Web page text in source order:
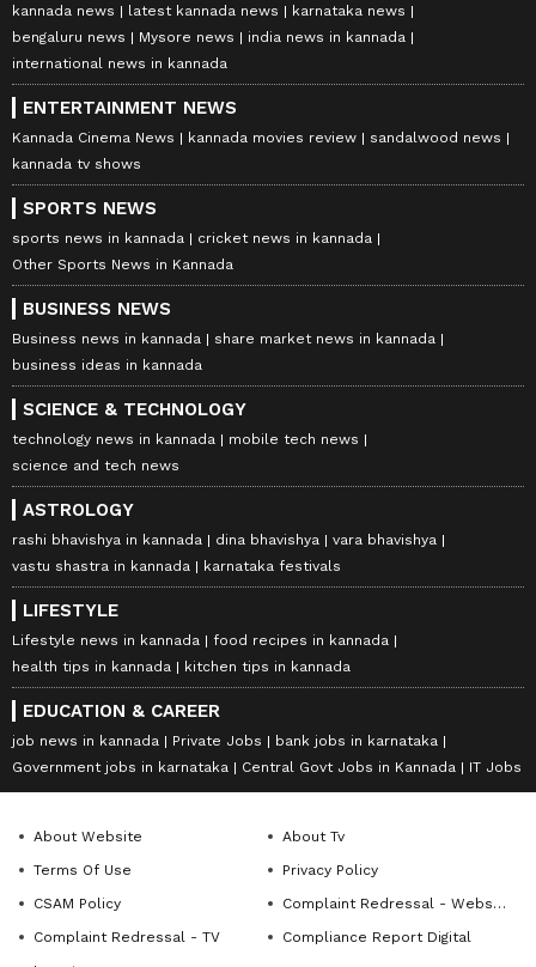
kannada news latest kannada news
karnataka news
bengaluru news
Mysore news
india news in kannada
international news in kannada
ENTERTAINMENT NEWS
Kannada Cinema News kannada movies review
sandalwood news
kannada tv shows
SPORTS NEWS
sports news in kannada
cricket news in kannada
Other Sports News in Kannada
BUSINESS NEWS
Business news in kannada
share market news in kannada
business ideas in kannada
SCIENCE & TECHNOLOGY
technology news in kannada
mobile tech news
science and tech news
ASTROLOGY
rashi bhavishya in kannada dina bhavishya
vara bhavishya
vastu shastra in kannada
karnataka festivals
LIFESTYLE
Lifestyle news in kannada
food recipes in kannada
health tips in kannada
kitchen tips in kannada
EDUCATION & CAREER
job news in kannada Private Jobs
bank jobs in karnataka
Government jobs in karnataka
Central Govt Jobs in Kannada IT Jobs
About Website
About Tv
Terms Of Use
Privacy Policy
CSAM Policy
Complaint Redressal - Website
Complaint Redressal - TV
Compliance Report Digital